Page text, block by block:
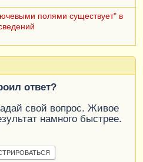
полями существует" в
ответ?
свой вопрос. Живое
намного быстрее.